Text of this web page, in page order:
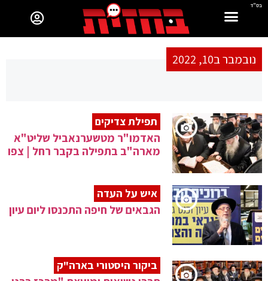
בס"ד
נובמבר ב10, 2022
תפילת צדיקים
האדמו"ר מטשערנאביל שליט"א
מארה"ב בתפילה בקבר רחל | צפו
איש על העדה
הגבאים של חיפה התכנסו ליום עיון
ביקור היסטורי בארה"ק